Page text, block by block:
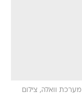
מערכת וואלה, צילום